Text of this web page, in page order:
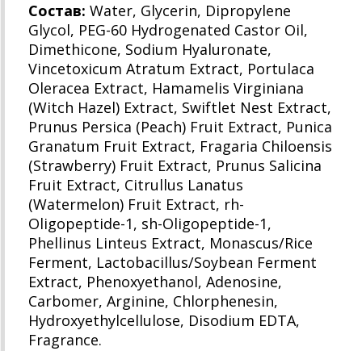
Состав: Water, Glycerin, Dipropylene
Glycol, PEG-60 Hydrogenated Castor Oil,
Dimethicone, Sodium Hyaluronate,
Vincetoxicum Atratum Extract, Portulaca
Oleracea Extract, Hamamelis Virginiana
(Witch Hazel) Extract, Swiftlet Nest Extract,
Prunus Persica (Peach) Fruit Extract, Punica
Granatum Fruit Extract, Fragaria Chiloensis
(Strawberry) Fruit Extract, Prunus Salicina
Fruit Extract, Citrullus Lanatus
(Watermelon) Fruit Extract, rh-
Oligopeptide-1, sh-Oligopeptide-1,
Phellinus Linteus Extract, Monascus/Rice
Ferment, Lactobacillus/Soybean Ferment
Extract, Phenoxyethanol, Adenosine,
Carbomer, Arginine, Chlorphenesin,
Hydroxyethylcellulose, Disodium EDTA,
Fragrance.